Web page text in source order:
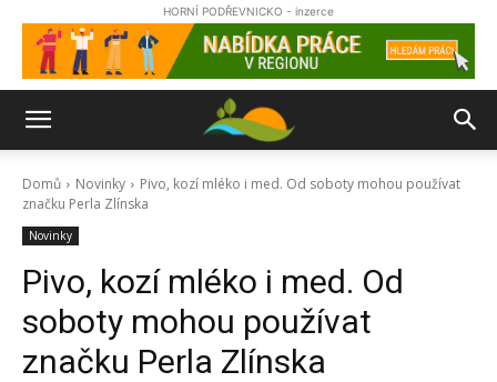
HORNÍ PODŘEVNICKO - inzerce
Domů Novinky
Pivo, kozí mléko i med. Od soboty mohou používat
značku Perla Zlínska
Novinky
Pivo, kozí mléko i med. Od
soboty mohou používat
značku Perla Zlínska